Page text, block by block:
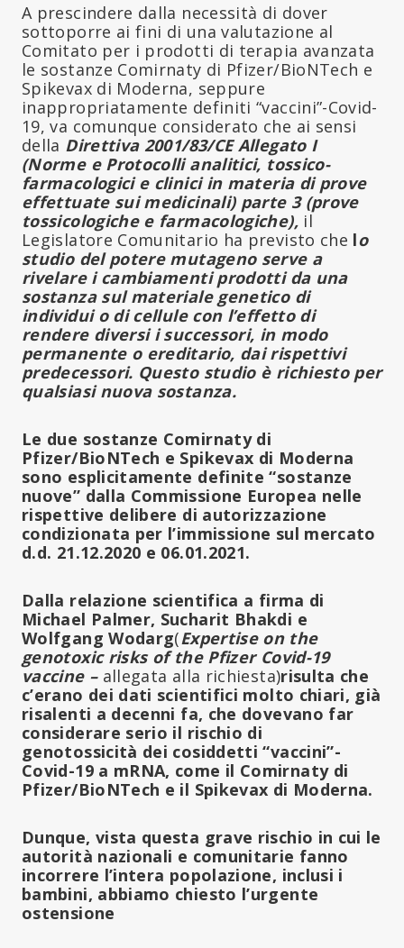
A prescindere dalla necessità di dover
sottoporre ai fini di una valutazione al
Comitato per i prodotti di terapia avanzata
le sostanze Comirnaty di Pfizer/BioNTech e
Spikevax di Moderna, seppure
inappropriatamente definiti “vaccini”-Covid-
19, va comunque considerato che ai sensi
della Direttiva 2001/83/CE Allegato I
(Norme e Protocolli analitici, tossico-
farmacologici e clinici in materia di prove
effettuate sui medicinali) parte 3 (prove
tossicologiche e farmacologiche),il
Legislatore Comunitario ha previsto che lo
studio del potere mutageno serve a
rivelare i cambiamenti prodotti da una
sostanza sul materiale genetico di
individui o di cellule con l’effetto di
rendere diversi i successori, in modo
permanente o ereditario, dai rispettivi
predecessori. Questo studio è richiesto per
qualsiasi nuova sostanza.
Le due sostanze Comirnaty di
Pfizer/BioNTech e Spikevax di Moderna
sono esplicitamente definite “sostanze
nuove” dalla Commissione Europea nelle
rispettive delibere di autorizzazione
condizionata per l’immissione sul mercato
d.d. 21.12.2020 e 06.01.2021.
Dalla relazione scientifica a firma di
Michael Palmer, Sucharit Bhakdi e
Wolfgang Wodarg(Expertise on the
genotoxic risks of the Pfizer Covid-19
vaccine – allegata alla richiesta)risulta che
c’erano dei dati scientifici molto chiari, già
risalenti a decenni fa, che dovevano far
considerare serio il rischio di
genotossicità dei cosiddetti “vaccini”-
Covid-19 a mRNA, come il Comirnaty di
Pfizer/BioNTech e il Spikevax di Moderna.
Dunque, vista questa grave rischio in cui le
autorità nazionali e comunitarie fanno
incorrere l’intera popolazione, inclusi i
bambini, abbiamo chiesto l’urgente
ostensione